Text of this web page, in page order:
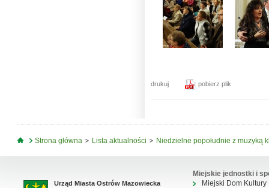
drukuj pobierz plik
Jesteś tutaj
Strona główna Lista aktualności Niedzielne popołudnie z muzyką
Urząd Miasta Ostrów Mazowiecka
Miejskie jednostki i
Miejski Dom Kultury